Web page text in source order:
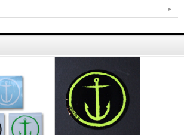
TYLER WARREN 5-Fin ST
175+
Futures
Fiberglass
4.74 Base: 4.56 Area: 16.39